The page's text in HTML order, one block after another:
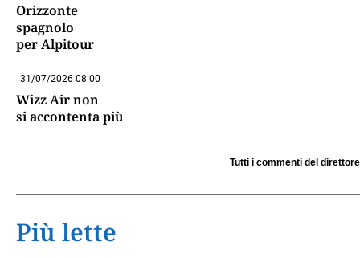
Orizzonte
spagnolo
per Alpitour
31/07/2026 08:00
Wizz Air non
si accontenta più
Tutti i commenti del direttore
Più lette